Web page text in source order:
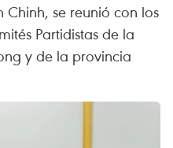
Chinh, se reunió con los
Partidistas de la
y de la provincia